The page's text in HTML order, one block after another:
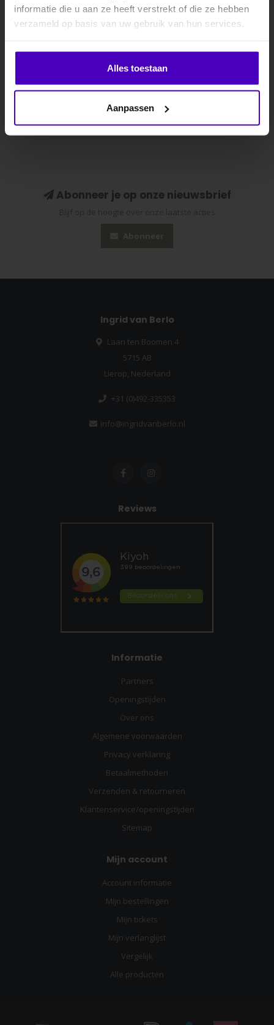
informatie die u aan ze heeft verstrekt of die ze hebben
verzameld op basis van uw gebruik van hun services.
Alles toestaan
Aanpassen
polyester voering.
Naadloos op de rug, geen
€69,95
Abonneer je op onze nieuwsbrief
Abonneer
Ingrid van Berlo
Laan ten Boomen 4
5715 AB
Lierop, Nederland
+31 (0)492-335353
info@ingridvanberlo.nl
Reviews
Informatie
Partners
Openingstijden
Over ons
Algemene voorwaarden
Privacy verklaring
Betaalmethoden
Verzenden & retourneren
Klantenservice/openingstijden
Sitemap
Mijn account
Account informatie
Mijn bestellingen
Mijn tickets
Mijn verlanglijst
Vergelijk
Alle producten
.